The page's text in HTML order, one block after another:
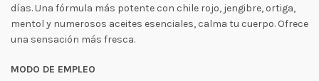
días. Una fórmula más potente con chile rojo, jengibre, ortiga,
mentol y numerosos aceites esenciales, calma tu cuerpo. Ofrece
una sensación más fresca.
MODO DE EMPLEO